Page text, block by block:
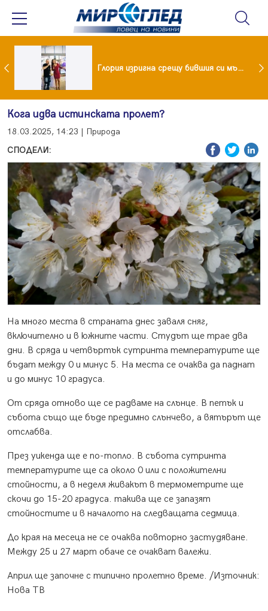
Мария и майка си построиха къща от 8000 стъклени бутилки Глория изригна срещу бившия си мъж: Беше със 120-килограмова жена! Искаше бърза печалба...
Кога идва истинската пролет?
18.03.2025, 14:23 | Природа
СПОДЕЛИ:
На много места в страната днес заваля сняг,
включително и в южните части. Студът ще трае два
дни. В сряда и четвъртък сутринта температурите ще
бъдат между 0 и минус 5. На места се очаква да паднат
и до минус 10 градуса.
От сряда отново ще се радваме на слънце. В петък и
събота също ще бъде предимно слънчево, а вятърът ще
отслабва.
През уикенда ще е по-топло. В събота сутринта
температурите ще са около 0 или с положителни
стойности, а в неделя живакът в термометрите ще
скочи до 15-20 градуса. такива ще се запазят
стойностите и в началото на следващата седмица.
До края на месеца не се очаква повторно застудяване.
Между 25 и 27 март обаче се очакват валежи.
Април ще започне с типично пролетно време. /Източник:
Нова ТВ